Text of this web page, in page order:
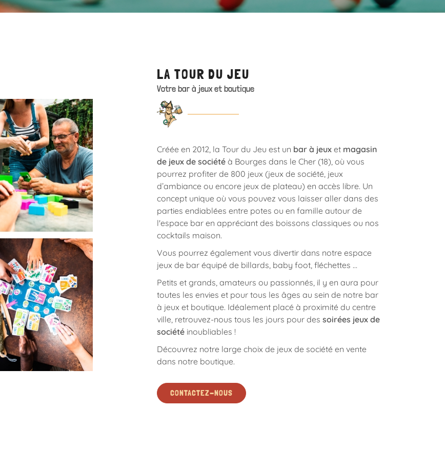
LA TOUR DU JEU
Votre bar à jeux et boutique
Créée en 2012, la Tour du Jeu est un bar à jeux et magasin
de jeux de société à Bourges dans le Cher (18), où vous
pourrez profiter de 800 jeux (jeux de société, jeux
d’ambiance ou encore jeux de plateau) en accès libre. Un
concept unique où vous pouvez vous laisser aller dans des
parties endiablées entre potes ou en famille autour de
l'espace bar en appréciant des boissons classiques ou nos
cocktails maison.
Vous pourrez également vous divertir dans notre espace
jeux de bar équipé de billards, baby foot, fléchettes …
Petits et grands, amateurs ou passionnés, il y en aura pour
toutes les envies et pour tous les âges au sein de notre bar
à jeux et boutique. Idéalement placé à proximité du centre
ville, retrouvez-nous tous les jours pour des soirées jeux de
société inoubliables !
Découvrez notre large choix de jeux de société en vente
dans notre boutique.
CONTACTEZ-NOUS